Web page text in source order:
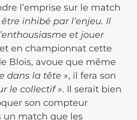
l’emprise sur le match
inhibé par l’enjeu. Il
et jouer
en championnat cette
Blois, avoue que même
dans la tête », il fera son
le collectif ». Il serait bien
son compteur
un match que les